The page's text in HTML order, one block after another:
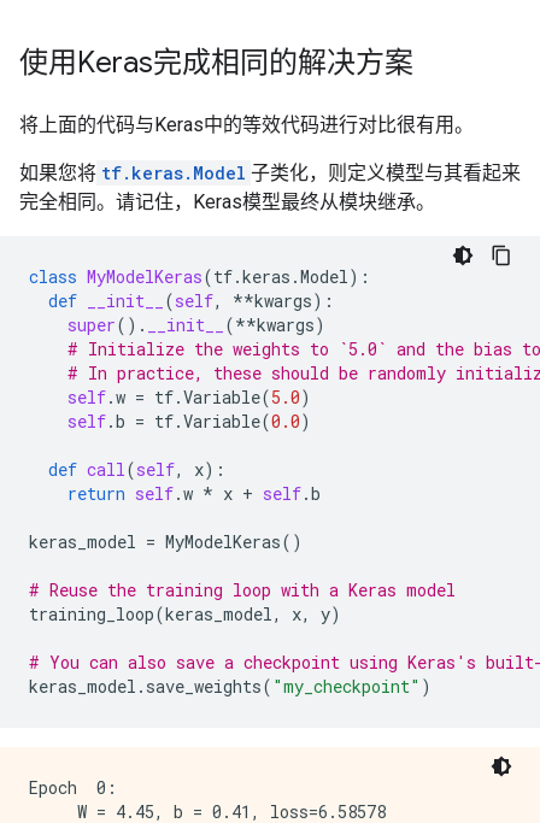
使用Keras完成相同的解决方案
将上面的代码与Keras中的等效代码进行对比很有用。
如果您将 tf.keras.Model 子类化，则定义模型与其看起来
完全相同。请记住，Keras模型最终从模块继承。
class MyModelKeras(tf.keras .Model):
def
__init__ (self, **kwargs):
super() . __init__ (**kwargs)
# Initialize the weights to `5.0` and the bias
# In practice, these should be randomly
self.w = tf.Variable(5.0)
self.b = tf.Variable(0.0)
def call(self, x):
return self.w * x + self.b
keras_model = MyModelKeras()
# Reuse the training loop with a Keras model
training_loop(keras_model, x, y)
# You can also save a checkpoint using Keras's
keras_model . save_weights( "my_checkpoint" )
Epoch  0:
     W = 4.45, b = 0.41, loss=6.58578